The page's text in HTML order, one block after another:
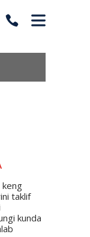
taklif
kunda